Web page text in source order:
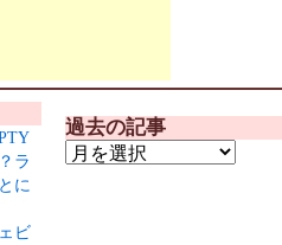
ラ
に
ビ
過去の記事